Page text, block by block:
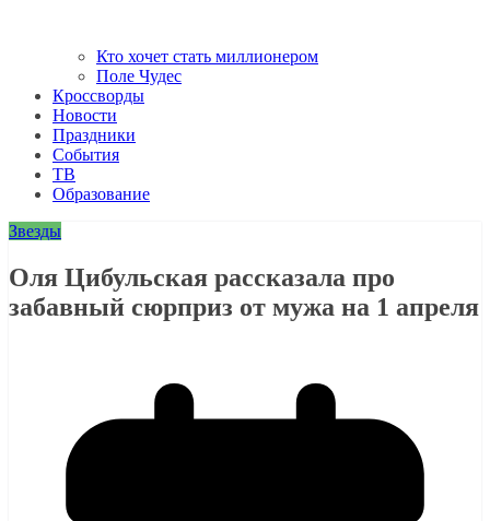
Кто хочет стать миллионером
Поле Чудес
Кроссворды
Новости
Праздники
События
ТВ
Образование
Звезды
Оля Цибульская рассказала про
забавный сюрприз от мужа на 1 апреля